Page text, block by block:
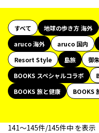
すべて 地球の歩き方 海外
aruco 海外
aruco 国内
Resort Style
島旅 御
BOOKS スペシャルコラボ
BOOKS 旅と健康
BOOKS
141〜145件/145件中 を表示